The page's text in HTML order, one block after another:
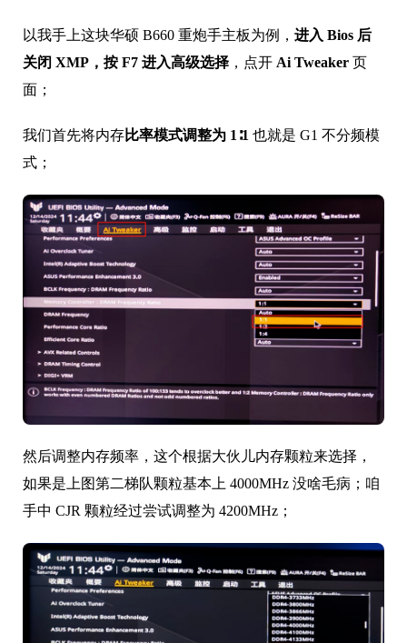
以我手上这块华硕 B660 重炮手主板为例， 进入 Bios 后
关闭 XMP，按 F7 进入高级选择 ，点开 Ai Tweaker 页
面；
我们首先将内存比率模式调整为 1∶1 也就是 G1 不分频模
式；
然后调整内存频率，这个根据大伙儿内存颗粒来选择，
如果是上图第二梯队颗粒基本上 4000MHz 没啥毛病；咱
手中 CJR 颗粒经过尝试调整为 4200MHz；